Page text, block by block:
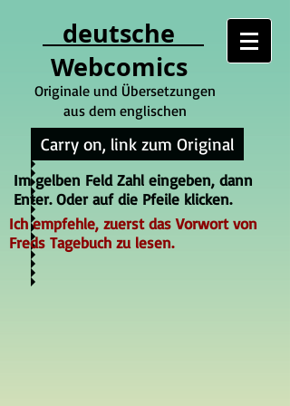
deutsche
Webcomics
Originale und Übersetzungen
aus dem englischen
Carry on, link zum Original
Im gelben Feld Zahl eingeben, dann
Enter. Oder auf die Pfeile klicken.
Ich empfehle, zuerst das Vorwort von
Freds Tagebuch zu lesen.